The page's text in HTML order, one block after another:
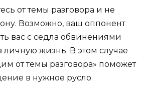
от темы разговора и не
Возможно, ваш оппонент
вас с седла обвинениями
личную жизнь. В этом случае
от темы разговора» поможет
в нужное русло.